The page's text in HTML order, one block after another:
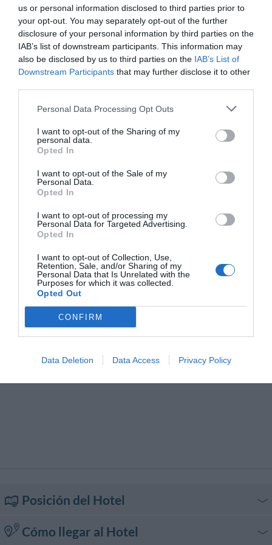
us or personal information disclosed to third parties prior to
your opt-out. You may separately opt-out of the further
disclosure of your personal information by third parties on the
IAB’s list of downstream participants. This information may
also be disclosed by us to third parties on the IAB’s List of
Downstream Participants that may further disclose it to other
Personal Data Processing Opt Outs
I want to opt-out of the Sharing of my
personal data.
Opted In
I want to opt-out of the Sale of my
Personal Data.
Opted In
I want to opt-out of processing my
Personal Data for Targeted Advertising.
Opted In
I want to opt-out of Collection, Use,
Retention, Sale, and/or Sharing of my
Personal Data that Is Unrelated with the
Purposes for which it was collected.
Opted Out
CONFIRM
Data Deletion Data Access Privacy Policy
Servicios Incluidos en el precio
Aire acondicionado en las zonas
comunes
Aparcamiento Exterior
concertado
Aparcamiento Exterior en la calle
Aparcamiento Interior en garaje
Privado
Cubierto
Caja fuerte
Depósito de equipaje
Información Turística
Internet Point
Sala de TV
Sala de lectura
Servicio Portería
Restaurante y Bar
El Restaurante “Il Corallo”, también está disponible para la clientela
experto Chef.
El Bar es un verdadero punto de encuentro para pasar agradables
momentos en compañía, saborear un buen café o relajarse tomando una
Congresos
La Sala de reuniones Azul tiene una capacidad máxima para 70 personas y
dispone de pantalla gigante, proyector de vídeo, sistema de Dolby
Surround y conexión Wi-Fi a Internet.
Acogedora y refinada, posee hermosas vistas al mar.
Servicios de Pago
Alquiler de motos / Scooters
Alquiler equipamiento para
Reuniones / Congresos
Billetería Hidroplano
Cafetería
Cocina local típica
Lavandería
Lounge Bar
Recepciones / Banquetes /
Ceremonias
Restaurante
Restaurante para grupos
Sala Banquetes / Recepciones
Servicio Fax
Servicio Fotocopiadora
Servicio de planchado
Servicio retirada y entrega del
Snack bar
Traslado desde/hacia Aeropuerto
Traslado desde/hacia Feria
Traslado desde/hacia Playa
Traslado desde/hacia Puerto
Características del Hotel
Frente al mar
Habitaciones para personas de
movilidad reducida
Hotel Business
Terraza
Vistas Panorámicas
Posición del Hotel
Cómo llegar al Hotel